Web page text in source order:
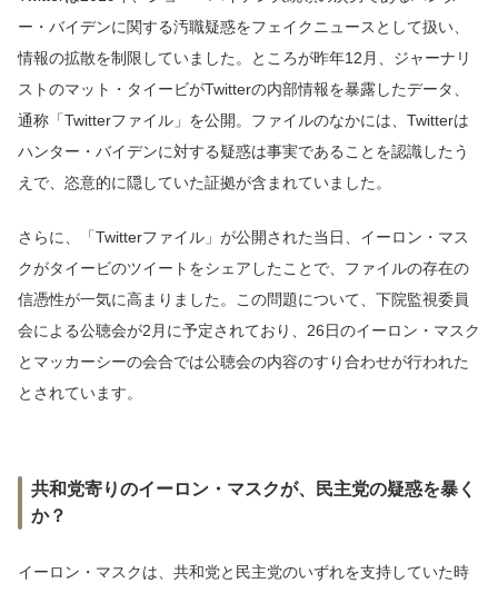
ー・バイデンに関する汚職疑惑をフェイクニュースとして扱い、
情報の拡散を制限していました。ところが昨年12月、ジャーナリ
ストのマット・タイービがTwitterの内部情報を暴露したデータ、
通称「Twitterファイル」を公開。ファイルのなかには、Twitterは
ハンター・バイデンに対する疑惑は事実であることを認識したう
えで、恣意的に隠していた証拠が含まれていました。
さらに、「Twitterファイル」が公開された当日、イーロン・マス
クがタイービのツイートをシェアしたことで、ファイルの存在の
信憑性が一気に高まりました。この問題について、下院監視委員
会による公聴会が2月に予定されており、26日のイーロン・マスク
とマッカーシーの会合では公聴会の内容のすり合わせが行われた
とされています。
共和党寄りのイーロン・マスクが、民主党の疑惑を暴く
か？
イーロン・マスクは、共和党と民主党のいずれを支持していた時